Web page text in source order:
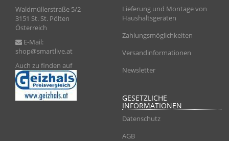
Waldmüllerstraße 5/2
3151 St. St. Pölten
Österreich
E-Mail:
shop@smartlive.at
Auch zu finden auf
Lieferung und Montage von
Haushaltsgeräten
Zahlungsmöglichkeiten
Versandinformationen
Newsletter
GESETZLICHE
INFORMATIONEN
Datenschutz
AGB